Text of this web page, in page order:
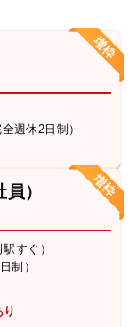
週休2日制）
）
すぐ）
制）